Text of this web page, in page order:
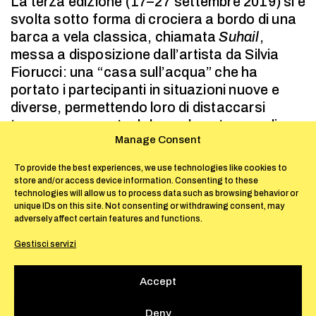
Manage Consent
To provide the best experiences, we use technologies like cookies to
store and/or access device information. Consenting to these
technologies will allow us to process data such as browsing behavior or
unique IDs on this site. Not consenting or withdrawing consent, may
adversely affect certain features and functions.
Gestisci servizi
Accept
Deny
svolta sotto forma di crociera a bordo di una
barca a vela classica, chiamataSuhail,
messa a disposizione dall’artista da Silvia
Fiorucci: una “casa sull’acqua” che ha
portato i partecipanti in situazioni nuove e
diverse, permettendo loro di distaccarsi
temporaneamente dal mondo esterno e di
connettersi direttamente con l’ambiente
Organizzata dalla Società delle Api, la
crociera ha percorso l’Egeo da Kastellorizo
disabitate. I partecipanti (l’artista Andreas
Angelidakis; i curatori/editori Marina Fokidis e
Luca Lo Pinto; l’artista Sofia Stevi; l’artista